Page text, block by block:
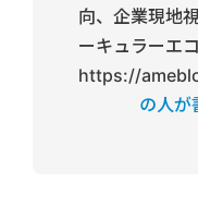
向、企業現地
ーキュラーエ
https://
の人が